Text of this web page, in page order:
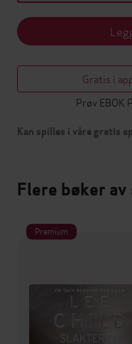
Gratis i
Prøv EBOK
Kan spilles i våre gratis
Flere bøker
Premium